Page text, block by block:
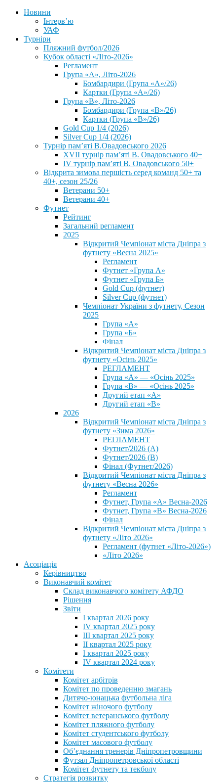
Новини
Інтерв’ю
УАФ
Турніри
Пляжний футбол/2026
Кубок області «Літо-2026»
Регламент
Група «А», Літо-2026
Бомбардири (Група «А»/26)
Картки (Група «А»/26)
Група «В», Літо-2026
Бомбардири (Група «В»/26)
Картки (Група «В»/26)
Gold Cup 1/4 (2026)
Silver Cup 1/4 (2026)
Турнір пам’яті В.Овадовського 2026
XVII турнір пам’яті В. Овадовського 40+
IV турнір пам’яті В. Овадовського 50+
Відкрита зимова першість серед команд 50+ та
40+, сезон 25/26
Ветерани 50+
Ветерани 40+
Футнет
Рейтинг
Загальний регламент
2025
Відкритий Чемпіонат міста Дніпра з
футнету «Весна 2025»
Регламент
Футнет «Група А»
Футнет «Група Б»
Gold Cup (футнет)
Silver Cup (футнет)
Чемпіонат України з футнету, Сезон
2025
Група «А»
Група «Б»
Фінал
Відкритий Чемпіонат міста Дніпра з
футнету «Осінь 2025»
РЕГЛАМЕНТ
Група «А» — «Осінь 2025»
Група «В» — «Осінь 2025»
Другий етап «А»
Другий етап «В»
2026
Відкритий Чемпіонат міста Дніпра з
футнету «Зима 2026»
РЕГЛАМЕНТ
Футнет/2026 (А)
Футнет/2026 (В)
Фінал (Футнет/2026)
Відкритий Чемпіонат міста Дніпра з
футнету «Весна 2026»
Регламент
Футнет, Група «А» Весна-2026
Футнет, Група «В» Весна-2026
Фінал
Відкритий Чемпіонат міста Дніпра з
футнету «Літо 2026»
Регламент (футнет «Літо-2026»)
«Літо 2026»
Асоціація
Керівництво
Виконавчий комітет
Склад виконавчого комітету АФДО
Рішення
Звіти
I квартал 2026 року
IV квартал 2025 року
III квартал 2025 року
II квартал 2025 року
I квартал 2025 року
IV квартал 2024 року
Комітети
Комітет арбітрів
Комітет по проведенню змагань
Дитячо-юнацька футбольна ліга
Комітет жіночого футболу
Комітет ветеранського футболу
Комітет пляжного футболу
Комітет студентського футболу
Комітет масового футболу
Обʼєднання тренерів Дніпропетровщини
Футзал Дніпропетровської області
Комітет футнету та текболу
Стратегія розвитку